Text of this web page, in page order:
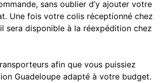
sans oublier d’y ajouter votre
Une fois votre colis réceptionné chez
sera disponible à la réexpédition chez
afin que vous puissiez
Guadeloupe adapté à votre budget.